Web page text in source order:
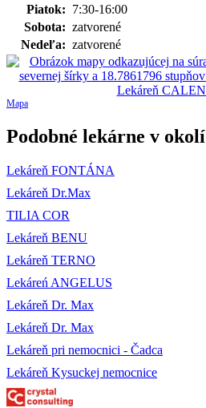
Piatok: 7:30-16:00
Sobota: zatvorené
Nedeľa: zatvorené
Mapa
Podobné lekárne v okolí
Lekáreň FONTÁNA
Lekáreň Dr.Max
TILIA COR
Lekáreň BENU
Lekáreň TERNO
Lekáreń ANGELUS
Lekáreň Dr. Max
Lekáreň Dr. Max
Lekáreň pri nemocnici - Čadca
Lekáreň Kysuckej nemocnice